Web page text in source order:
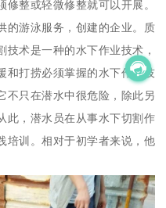
整或轻微修整就可以开展。
的游泳服务，创建的企业。质
术是一种的水下作业技术，
和打捞必须掌握的水下作业技
不只在潜水中很危险，除此另
此，潜水员在从事水下切割作
培训。相对于初学者来说，他